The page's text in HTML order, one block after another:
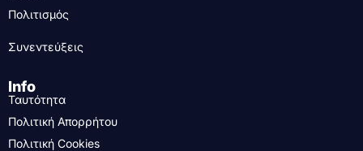
Πολιτισμός
Συνεντεύξεις
Info
Ταυτότητα
Πολιτική Απορρήτου
Πολιτική Cookies